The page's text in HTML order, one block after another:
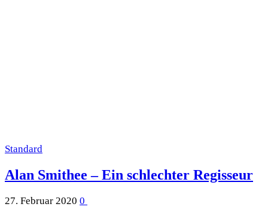
Standard
Alan Smithee – Ein schlechter Regisseur
27. Februar 2020 0